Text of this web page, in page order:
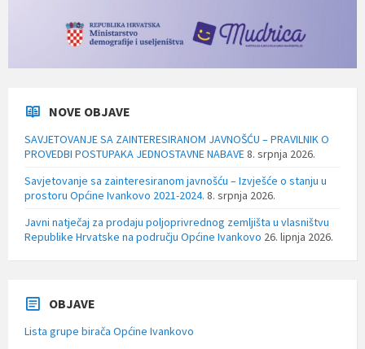
NOVE OBJAVE
SAVJETOVANJE SA ZAINTERESIRANOM JAVNOŠĆU – PRAVILNIK O
PROVEDBI POSTUPAKA JEDNOSTAVNE NABAVE8. srpnja 2026.
Savjetovanje sa zainteresiranom javnošću – Izvješće o stanju u
prostoru Općine Ivankovo 2021-2024. 8. srpnja 2026.
Javni natječaj za prodaju poljoprivrednog zemljišta u vlasništvu
Republike Hrvatske na području Općine Ivankovo 26. lipnja 2026.
OBJAVE
Lista grupe birača Općine Ivankovo